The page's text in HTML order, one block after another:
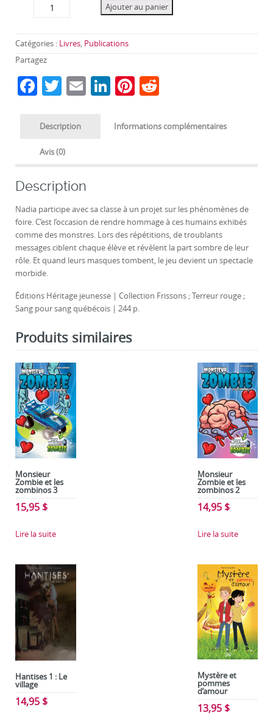
morbide
(FORMAT
POCHE)
Ajouter au panier
Catégories : Livres, Publications
Partagez
F
c
e
b
o
o
k
T
itt
er
E Li
k
Pi
er d
Description Informations complémentaires
Avis (0)
Description
Nadia participe avec sa classe à un projet sur les phénomènes de
foire. C’est l’occasion de rendre hommage à ces humains exhibés
comme des monstres. Lors des répétitions, de troublants
messages ciblent chaque élève et révèlent la part sombre de leur
rôle. Et quand leurs masques tombent, le jeu devient un spectacle
morbide.
Éditions Héritage jeunesse | Collection Frissons ; Terreur rouge ;
Sang pour sang québécois | 244 p.
Produits similaires
Monsieur
Zombie et les
zombinos 3
15,95 $
Lire la suite
Monsieur
Zombie et les
zombinos 2
14,95 $
Lire la suite
Hantises 1 : Le
village
14,95 $
Mystère et
pommes
d’amour
13,95 $